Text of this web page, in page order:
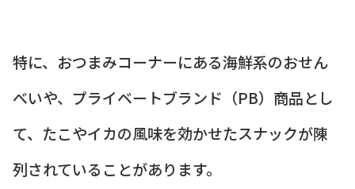
特に、おつまみコーナーにある海鮮系のおせん
べいや、プライベートブランド（PB）商品とし
て、たこやイカの風味を効かせたスナックが陳
列されていることがあります。